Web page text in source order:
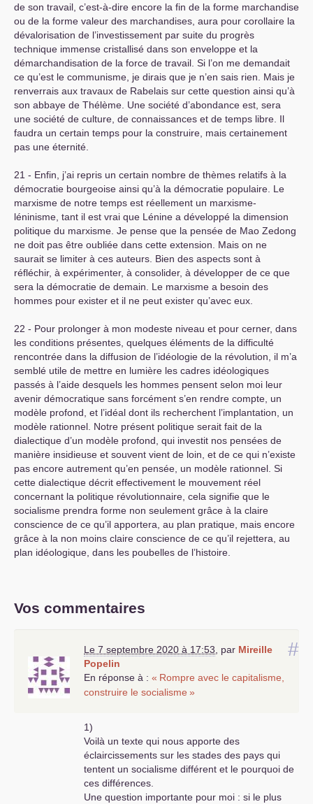
de son travail, c’est-à-dire encore la fin de la forme marchandise
ou de la forme valeur des marchandises, aura pour corollaire la
dévalorisation de l’investissement par suite du progrès
technique immense cristallisé dans son enveloppe et la
démarchandisation de la force de travail. Si l’on me demandait
ce qu’est le communisme, je dirais que je n’en sais rien. Mais je
renverrais aux travaux de Rabelais sur cette question ainsi qu’à
son abbaye de Thélème. Une société d’abondance est, sera
une société de culture, de connaissances et de temps libre. Il
faudra un certain temps pour la construire, mais certainement
pas une éternité.
21 - Enfin, j’ai repris un certain nombre de thèmes relatifs à la
démocratie bourgeoise ainsi qu’à la démocratie populaire. Le
marxisme de notre temps est réellement un marxisme-
léninisme, tant il est vrai que Lénine a développé la dimension
politique du marxisme. Je pense que la pensée de Mao Zedong
ne doit pas être oubliée dans cette extension. Mais on ne
saurait se limiter à ces auteurs. Bien des aspects sont à
réfléchir, à expérimenter, à consolider, à développer de ce que
sera la démocratie de demain. Le marxisme a besoin des
hommes pour exister et il ne peut exister qu’avec eux.
22 - Pour prolonger à mon modeste niveau et pour cerner, dans
les conditions présentes, quelques éléments de la difficulté
rencontrée dans la diffusion de l’idéologie de la révolution, il m’a
semblé utile de mettre en lumière les cadres idéologiques
passés à l’aide desquels les hommes pensent selon moi leur
avenir démocratique sans forcément s’en rendre compte, un
modèle profond, et l’idéal dont ils recherchent l’implantation, un
modèle rationnel. Notre présent politique serait fait de la
dialectique d’un modèle profond, qui investit nos pensées de
manière insidieuse et souvent vient de loin, et de ce qui n’existe
pas encore autrement qu’en pensée, un modèle rationnel. Si
cette dialectique décrit effectivement le mouvement réel
concernant la politique révolutionnaire, cela signifie que le
socialisme prendra forme non seulement grâce à la claire
conscience de ce qu’il apportera, au plan pratique, mais encore
grâce à la non moins claire conscience de ce qu’il rejettera, au
plan idéologique, dans les poubelles de l’histoire.
Vos commentaires
#
Le 7 septembre 2020 à 17:53 par Mireille
Popelin
En réponse à : « Rompre avec le capitalisme,
construire le socialisme »
1)
Voilà un texte qui nous apporte des
éclaircissements sur les stades des pays qui
tentent un socialisme différent et le pourquoi de
ces différences.
Une question importante pour moi : si le plus